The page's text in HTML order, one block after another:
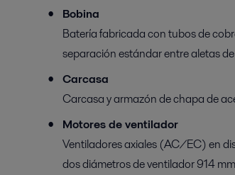
Bobina
Batería fabricada con tubos de
separación estándar entre aletas
Carcasa
Carcasa y armazón de chapa de
Motores de ventilador
Ventiladores axiales (AC/EC) en
dos diámetros de ventilador 914